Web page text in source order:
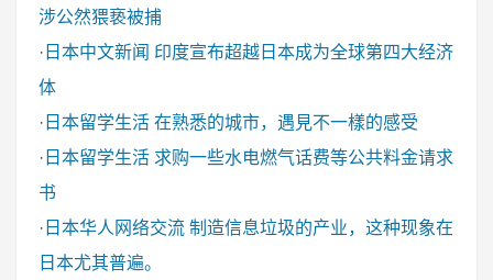
涉公然猥亵被捕
· 日本中文新闻 印度宣布超越日本成为全球第四大经济
体
· 日本留学生活 在熟悉的城市，遇見不一樣的感受
· 日本留学生活 求购一些水电燃气话费等公共料金请求
书
· 日本华人网络交流 制造信息垃圾的产业，这种现象在
日本尤其普遍。